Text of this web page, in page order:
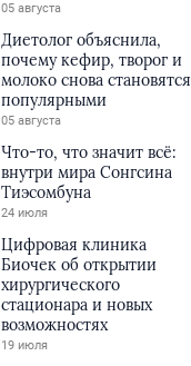
05 августа
Диетолог объяснила,
почему кефир, творог и
молоко снова становятся
популярными
05 августа
Что-то, что значит всё:
внутри мира Сонгсина
Тиэсомбуна
24 июля
Цифровая клиника
Биочек об открытии
хирургического
стационара и новых
возможностях
19 июля